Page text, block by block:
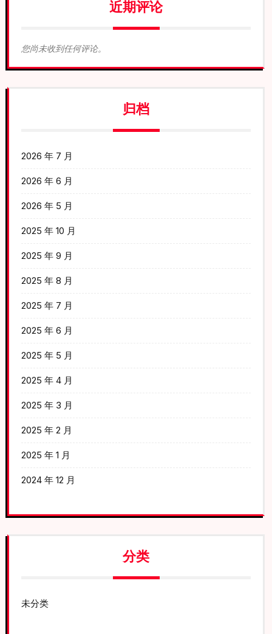
近期评论
您尚未收到任何评论。
归档
2026 年 7 月
2026 年 6 月
2026 年 5 月
2025 年 10 月
2025 年 9 月
2025 年 8 月
2025 年 7 月
2025 年 6 月
2025 年 5 月
2025 年 4 月
2025 年 3 月
2025 年 2 月
2025 年 1 月
2024 年 12 月
分类
未分类